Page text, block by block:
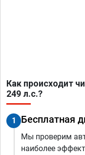
Как происходит
249 л.с.?
1 Бесплатная
Мы проверим
наиболее